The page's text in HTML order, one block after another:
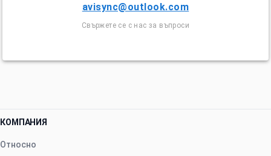
avisync@outlook.com
Свържете се с нас за въпроси
КОМПАНИЯ
Относно